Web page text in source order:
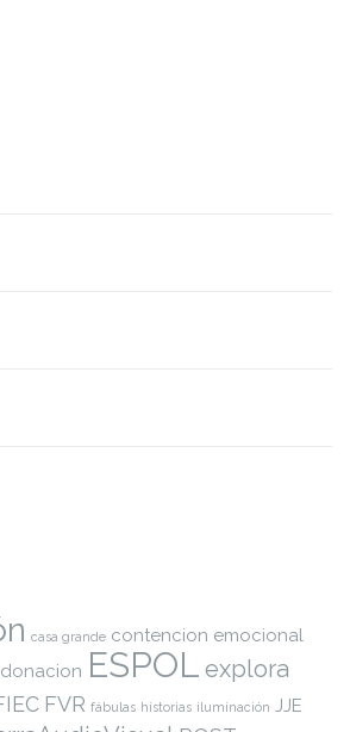
casa grande contencion emocional
donacion ESPOL explora
FVR fábulas historias iluminación JJE